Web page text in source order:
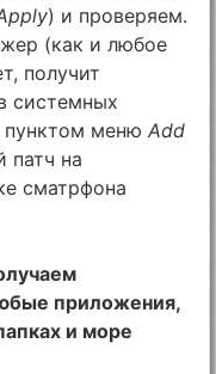
) и проверяем.
(как и любое
получит
системных
пунктом менюAdd
патч на
сматрфона
приложения,
и море